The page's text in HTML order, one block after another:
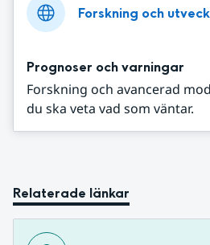
Forskning och
Prognoser och varningar
Forskning och avancerad
du ska veta vad som väntar.
Relaterade länkar